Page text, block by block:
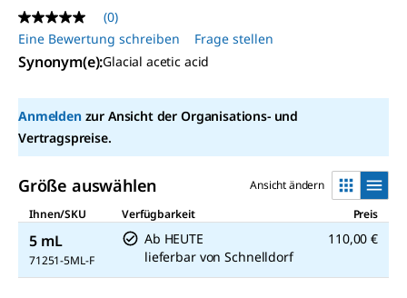
Kein
Beurteilungswert
Link
auf
Seite.
(0)
Eine Bewertung schreiben
Frage stellen
Synonym(e):Glacial acetic acid
Anmeldenzur Ansicht der Organisations- und
Vertragspreise.
Größe auswählen
Ansicht ändern
Ihnen/SKU
Verfügbarkeit Preis
5 mL
71251-5ML-F
Ab HEUTE
lieferbar von Schnelldorf
110,00 €